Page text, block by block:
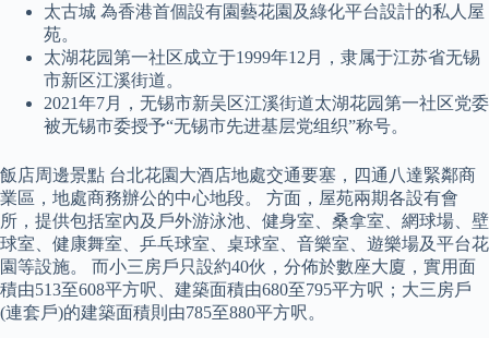
太古城 為香港首個設有園藝花園及綠化平台設計的私人屋
苑。
太湖花园第一社区成立于1999年12月，隶属于江苏省无锡
市新区江溪街道。
2021年7月，无锡市新吴区江溪街道太湖花园第一社区党委
被无锡市委授予“无锡市先进基层党组织”称号。
飯店周邊景點 台北花園大酒店地處交通要塞，四通八達緊鄰商
業區，地處商務辦公的中心地段。 方面，屋苑兩期各設有會
所，提供包括室內及戶外游泳池、健身室、桑拿室、網球場、壁
球室、健康舞室、乒乓球室、桌球室、音樂室、遊樂場及平台花
園等設施。 而小三房戶只設約40伙，分佈於數座大廈，實用面
積由513至608平方呎、建築面積由680至795平方呎；大三房戶
(連套戶)的建築面積則由785至880平方呎。